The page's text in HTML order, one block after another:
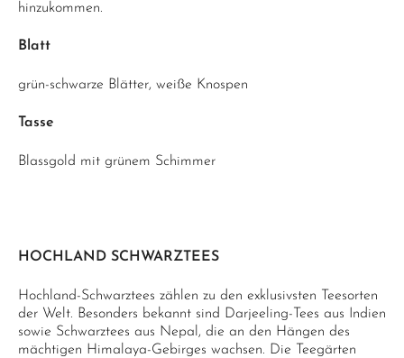
hinzukommen.
Blatt
grün-schwarze Blätter, weiße Knospen
Tasse
Blassgold mit grünem Schimmer
HOCHLAND SCHWARZTEES
Hochland-Schwarztees zählen zu den exklusivsten Teesorten
der Welt. Besonders bekannt sind Darjeeling-Tees aus Indien
sowie Schwarztees aus Nepal, die an den Hängen des
mächtigen Himalaya-Gebirges wachsen. Die Teegärten